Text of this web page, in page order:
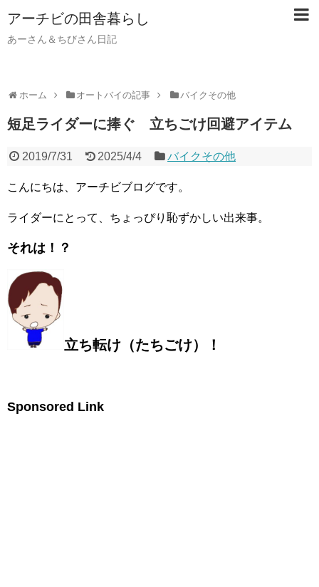
アーチビの田舎暮らし
あーさん＆ちびさん日記
ホーム オートバイの記事 バイクその他
短足ライダーに捧ぐ 立ちごけ回避アイテム
2019/7/31 2025/4/4 バイクその他
こんにちは、アーチビブログです。
ライダーにとって、ちょっぴり恥ずかしい出来事。
それは！？
立ち転け（たちごけ）！
Sponsored Link